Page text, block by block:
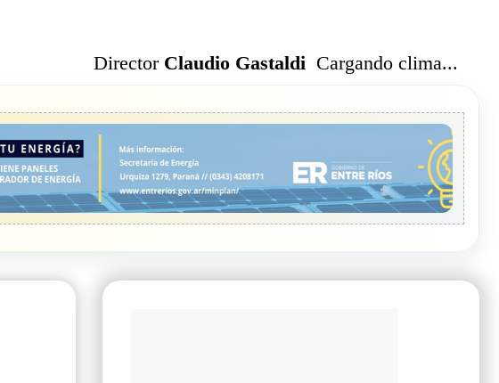
Director Claudio Gastaldi Cargando clima...